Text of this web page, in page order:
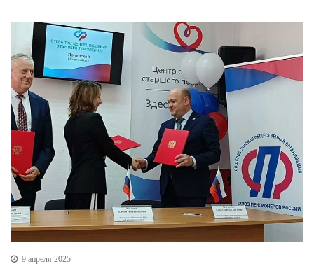
9 апреля 2025